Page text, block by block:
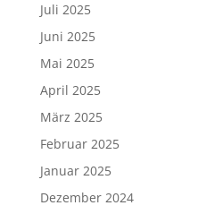
Juli 2025
Juni 2025
Mai 2025
April 2025
März 2025
Februar 2025
Januar 2025
Dezember 2024